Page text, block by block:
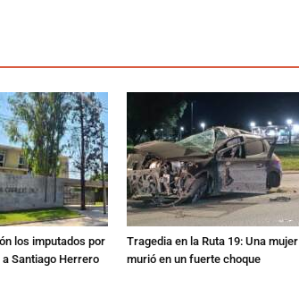
los imputados por
Santiago Herrero
Tragedia en la Ruta 19: Una mujer
murió en un fuerte choque